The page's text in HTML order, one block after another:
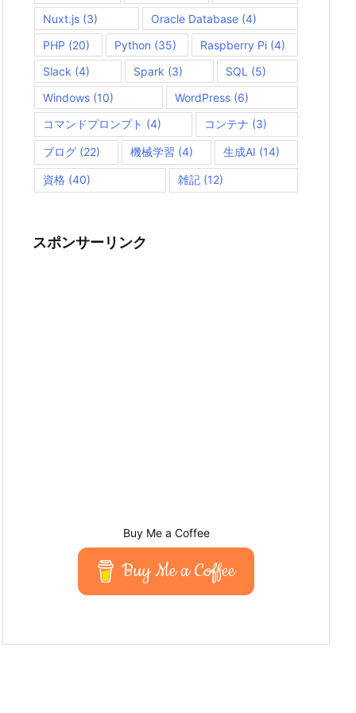
Nuxt.js (3) Oracle Database (4)
PHP (20) Python (35) Raspberry Pi (4)
Slack (4) Spark (3) SQL (5)
Windows (10) WordPress (6)
コマンドプロンプト (4) コンテナ (3)
ブログ (22) 機械学習 (4) 生成AI (14)
資格 (40) 雑記(12)
スポンサーリンク
Buy Me a Coffee
Buy Me a Coffee